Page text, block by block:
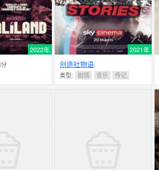
2022年 2021年
创造社物语
类型: 剧情 音乐 传记